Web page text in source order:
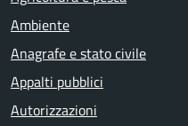
Ambiente
Anagrafe e stato civile
Appalti pubblici
Autorizzazioni